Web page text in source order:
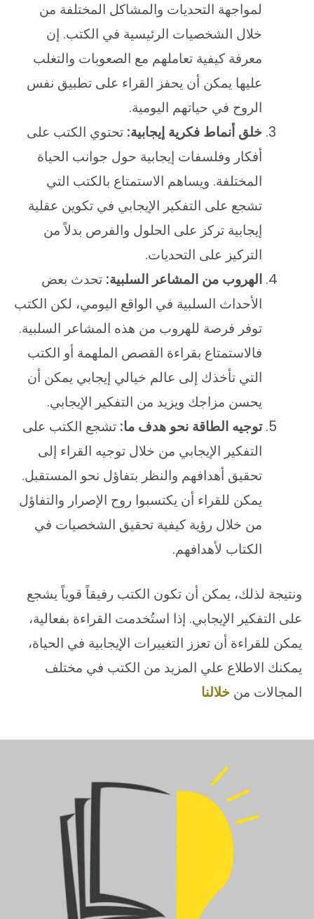
لمواجهة التحديات والمشاكل المختلفة من
خلال الشخصيات الرئيسية في الكتب. إن
معرفة كيفية تعاملهم مع الصعوبات والتغلب
عليها يمكن أن يحفز القراء على تطبيق نفس
الروح في حياتهم اليومية.
خلق أنماط فكرية إيجابية: تحتوي الكتب على
أفكار وفلسفات إيجابية حول جوانب الحياة
المختلفة. ويساهم الاستمتاع بالكتب التي
تشجع على التفكير الإيجابي في تكوين عقلية
إيجابية تركز على الحلول والفرص بدلاً من
التركيز على التحديات.
الهروب من المشاعر السلبية: تحدث بعض
الأحداث السلبية في الواقع اليومي، لكن الكتب
توفر فرصة للهروب من هذه المشاعر السلبية.
فالاستمتاع بقراءة القصص الملهمة أو الكتب
التي تأخذك إلى عالم خيالي إيجابي يمكن أن
يحسن مزاجك ويزيد من التفكير الإيجابي.
توجيه الطاقة نحو هدف ما: تشجع الكتب على
التفكير الإيجابي من خلال توجيه القراء إلى
تحقيق أهدافهم والنظر بتفاؤل نحو المستقبل.
يمكن للقراء أن يكتسبوا روح الإصرار والتفاؤل
من خلال رؤية كيفية تحقيق الشخصيات في
الكتاب لأهدافهم.
ونتيجة لذلك، يمكن أن تكون الكتب رفيقاً قوياً يشجع
على التفكير الإيجابي. إذا استُخدمت القراءة بفعالية،
يمكن للقراءة أن تعزز التغييرات الإيجابية في الحياة،
يمكنك الاطلاع علي المزيد من الكتب في مختلف
المجالات منخلالنا